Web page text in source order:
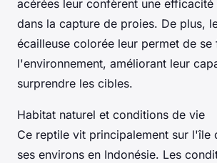
acérées leur confèrent une
dans la capture de proies. De plus,
écailleuse colorée leur permet de se
l'environnement, améliorant leur
surprendre les cibles.
Habitat naturel et conditions de vie
Ce reptile vit principalement sur l'île
ses environs en Indonésie. Les